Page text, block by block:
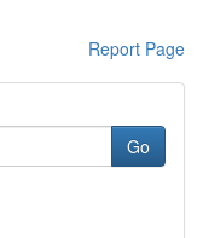
Report Page
Go